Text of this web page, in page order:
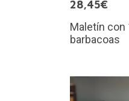
28,45€
Maletín con
barbacoas